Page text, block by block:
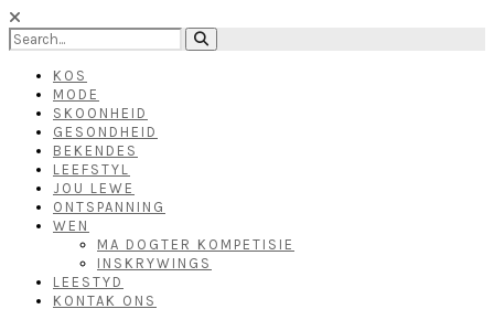
KOS
MODE
SKOONHEID
GESONDHEID
BEKENDES
LEEFSTYL
JOU LEWE
ONTSPANNING
WEN
MA DOGTER KOMPETISIE
INSKRYWINGS
LEESTYD
KONTAK ONS